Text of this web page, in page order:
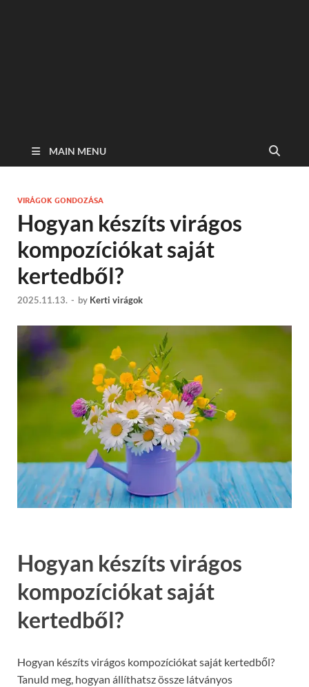
MAIN MENU
VIRÁGOK GONDOZÁSA
Hogyan készíts virágos
kompozíciókat saját
kertedből?
2025.11.13. - by Kerti virágok
Hogyan készíts virágos
kompozíciókat saját
kertedből?
Hogyan készíts virágos kompozíciókat saját kertedből?
Tanuld meg, hogyan állíthatsz össze látványos